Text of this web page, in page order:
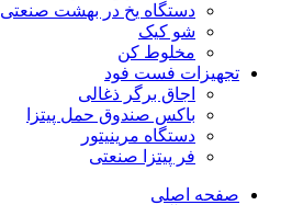
دستگاه یخ در بهشت صنعتی
شو کیک
مخلوط کن
تجهیزات فست فود
اجاق برگر ذغالی
باکس صندوق حمل پیتزا
دستگاه مرینیتور
فر پیتزا صنعتی
صفحه اصلی